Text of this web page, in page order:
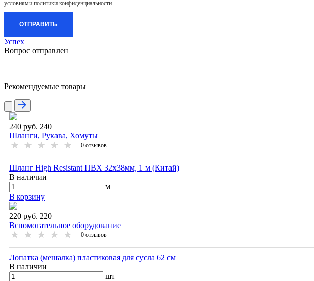
условиями политики конфиденциальности.
ОТПРАВИТЬ
Успех
Вопрос отправлен
Рекомендуемые товары
240 руб. 240
Шланги, Рукава, Хомуты
0 отзывов
Шланг High Resistant ПВХ 32х38мм, 1 м (Китай)
В наличии
м
В корзину
220 руб. 220
Вспомогательное оборудование
0 отзывов
Лопатка (мешалка) пластиковая для сусла 62 см
В наличии
шт